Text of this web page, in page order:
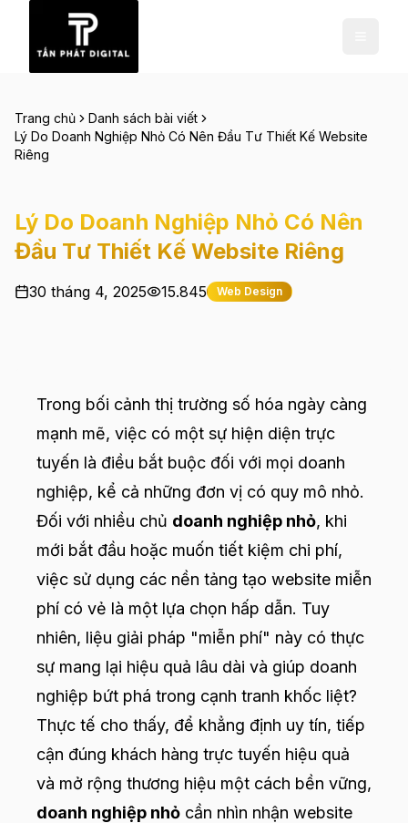
Trang chủ
Danh sách bài viết
Lý Do Doanh Nghiệp Nhỏ Có Nên Đầu Tư Thiết Kế Website
Riêng
Lý Do Doanh Nghiệp Nhỏ Có Nên
Đầu Tư Thiết Kế Website Riêng
30 tháng 4, 2025 15.845 Web Design
Trong bối cảnh thị trường số hóa ngày càng
mạnh mẽ, việc có một sự hiện diện trực
tuyến là điều bắt buộc đối với mọi doanh
nghiệp, kể cả những đơn vị có quy mô nhỏ.
Đối với nhiều chủ doanh nghiệp nhỏ, khi
mới bắt đầu hoặc muốn tiết kiệm chi phí,
việc sử dụng các nền tảng tạo website miễn
phí có vẻ là một lựa chọn hấp dẫn. Tuy
nhiên, liệu giải pháp "miễn phí" này có thực
sự mang lại hiệu quả lâu dài và giúp doanh
nghiệp bứt phá trong cạnh tranh khốc liệt?
Thực tế cho thấy, để khẳng định uy tín, tiếp
cận đúng khách hàng trực tuyến hiệu quả
và mở rộng thương hiệu một cách bền vững,
doanh nghiệp nhỏ cần nhìn nhận website